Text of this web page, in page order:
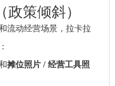
策倾斜）
流动经营场景，拉卡拉
摊位照片 / 经营工具照